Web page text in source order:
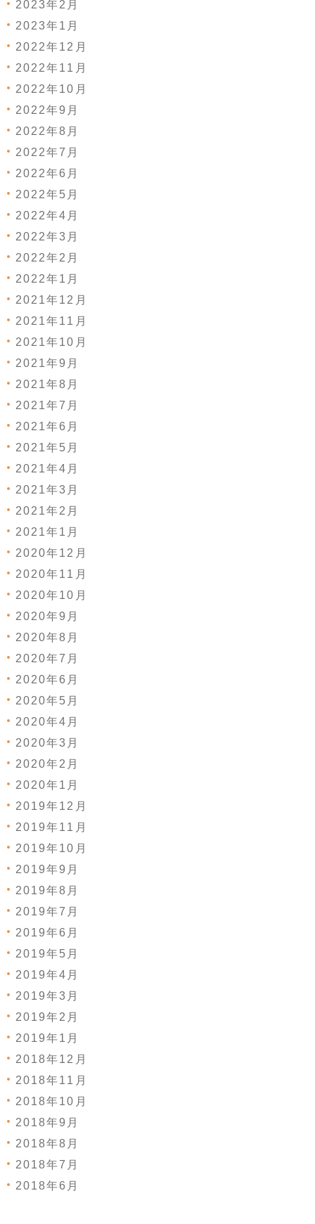
2023年2月
2023年1月
2022年12月
2022年11月
2022年10月
2022年9月
2022年8月
2022年7月
2022年6月
2022年5月
2022年4月
2022年3月
2022年2月
2022年1月
2021年12月
2021年11月
2021年10月
2021年9月
2021年8月
2021年7月
2021年6月
2021年5月
2021年4月
2021年3月
2021年2月
2021年1月
2020年12月
2020年11月
2020年10月
2020年9月
2020年8月
2020年7月
2020年6月
2020年5月
2020年4月
2020年3月
2020年2月
2020年1月
2019年12月
2019年11月
2019年10月
2019年9月
2019年8月
2019年7月
2019年6月
2019年5月
2019年4月
2019年3月
2019年2月
2019年1月
2018年12月
2018年11月
2018年10月
2018年9月
2018年8月
2018年7月
2018年6月